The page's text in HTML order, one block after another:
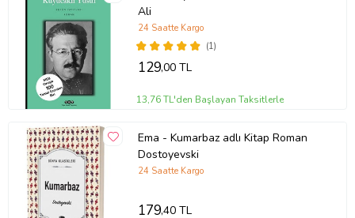
Ali
(1)
24 Saatte Kargo
129,00 TL
13,76 TL'den Başlayan Taksitlerle
Ema - Kumarbaz adlı Kitap Roman
Dostoyevski
24 Saatte Kargo
179,40 TL